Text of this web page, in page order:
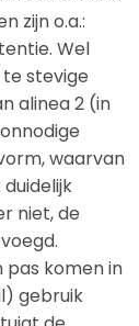
zijn o.a.:
Wel
stevige
alinea 2 (in
waarvan
niet, de
pas komen in
gebruik